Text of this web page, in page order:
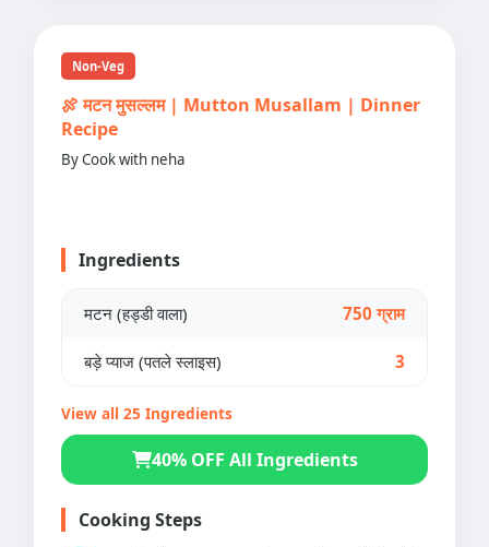
Non-Veg
🍖 मटन मुसल्लम | Mutton Musallam | Dinner
Recipe
By Cook with neha
Ingredients
मटन (हड्डी वाला) 750 ग्राम
बड़े प्याज (पतले स्लाइस) 3
View all 25 Ingredients
40% OFF All Ingredients
Cooking Steps